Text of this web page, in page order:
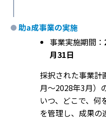
助a成事業の実施
事業実施期間：
月31日
採択された事業計
月～2028年3月）
いつ、どこで、何
を管理し、成果の